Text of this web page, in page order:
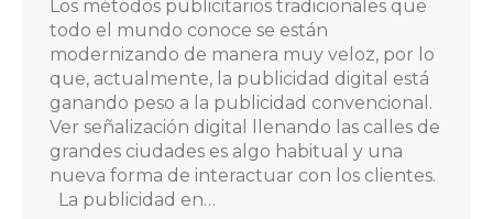
Los métodos publicitarios tradicionales que
todo el mundo conoce se están
modernizando de manera muy veloz, por lo
que, actualmente, la publicidad digital está
ganando peso a la publicidad convencional.
Ver señalización digital llenando las calles de
grandes ciudades es algo habitual y una
nueva forma de interactuar con los clientes.
La publicidad en…